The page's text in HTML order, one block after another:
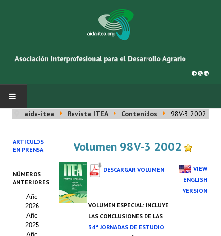
INICIO
SOBRE NOSOTROS
Asociación AIDA
Cincuentenario AIDA
Organigrama
Estatutos
aida-itea Revista ITEA Contenidos 98V-3 2002
ARTÍCULOS
EN PRENSA
NÚMEROS
ANTERIORES
Año
2026
Año
2025
Año
Volumen 98V-3 2002
DESCARGAR VOLUMEN
VOLUMEN ESPECIAL: INCLUYE
LAS CONCLUSIONES DE LAS
34ª JORNADAS DE ESTUDIO
VIEW
ENGLISH
VERSION